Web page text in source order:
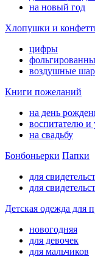
на новый год
Хлопушки и
цифры
воздушные
Книги пожеланий
на день
воспитателю и
на свадьбу
Бонбоньерки Папки
для
для
Детская одежда для
новогодняя
для девочек
для мальчиков